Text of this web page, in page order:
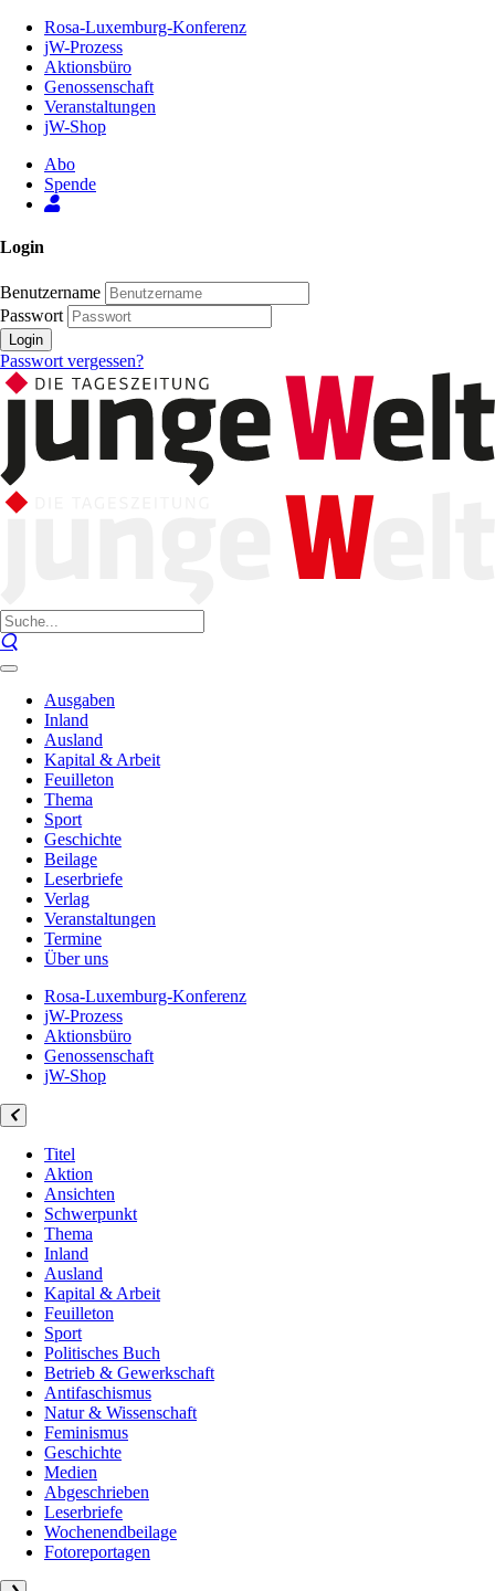
Inhalt
Seite
Rosa-Luxemburg-Konferenz
jW-Prozess
Aktionsbüro
Genossenschaft
Veranstaltungen
jW-Shop
Abo
Spende
Login
Benutzername
Passwort
Login
Passwort vergessen?
Ausgaben
Inland
Ausland
Kapital & Arbeit
Feuilleton
Thema
Sport
Geschichte
Beilage
Leserbriefe
Verlag
Veranstaltungen
Termine
Über uns
Rosa-Luxemburg-Konferenz
jW-Prozess
Aktionsbüro
Genossenschaft
jW-Shop
Titel
Aktion
Ansichten
Schwerpunkt
Thema
Inland
Ausland
Kapital & Arbeit
Feuilleton
Sport
Politisches Buch
Betrieb & Gewerkschaft
Antifaschismus
Natur & Wissenschaft
Feminismus
Geschichte
Medien
Abgeschrieben
Leserbriefe
Wochenendbeilage
Fotoreportagen